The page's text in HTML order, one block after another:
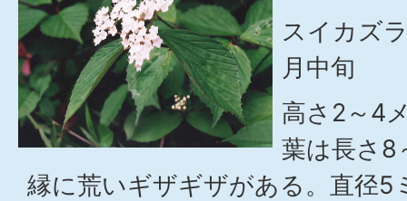
スイカズ
月中旬
高さ2～4
葉は長さ8
縁に荒いギザギザがある。直径5